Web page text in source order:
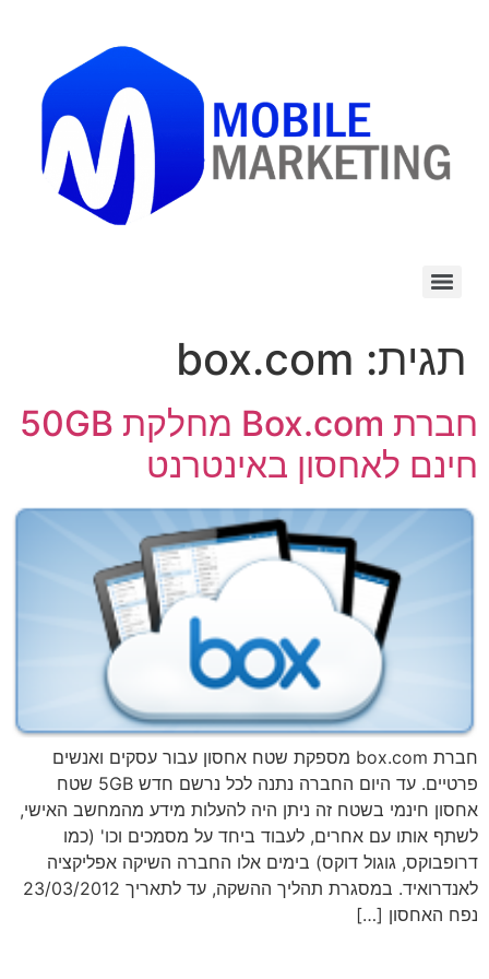
תגית: box.com
חברת Box.com מחלקת 50GB
חינם לאחסון באינטרנט
חברת box.com מספקת שטח אחסון עבור עסקים ואנשים
פרטיים. עד היום החברה נתנה לכל נרשם חדש 5GB שטח
אחסון חינמי בשטח זה ניתן היה להעלות מידע מהמחשב האישי,
לשתף אותו עם אחרים, לעבוד ביחד על מסמכים וכו' (כמו
דרופבוקס, גוגול דוקס) בימים אלו החברה השיקה אפליקציה
לאנדרואיד. במסגרת תהליך ההשקה, עד לתאריך 23/03/2012
נפח האחסון […]